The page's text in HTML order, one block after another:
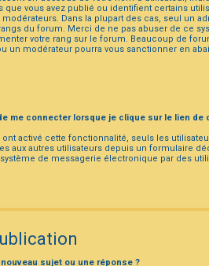
que vous avez publié ou identifient certains
Dans la plupart des cas, seul un
du forum. Merci de ne pas abuser de ce
votre rang sur le forum. Beaucoup de
un modérateur pourra vous sanctionner en
me connecter lorsque je clique sur le lien de
ont activé cette fonctionnalité, seuls les
aux autres utilisateurs depuis un formulaire
de messagerie électronique par des
sujet ou une réponse ?